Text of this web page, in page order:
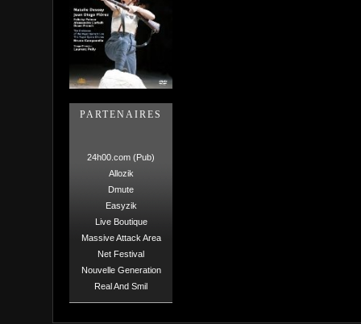
PARTENAIRES
24h00.com (Pub)
Allozik
Dmute
Easyzik
Live Boutique
Massive Attack Area
Net Festival
Nouvelle Generation
Real And Smil